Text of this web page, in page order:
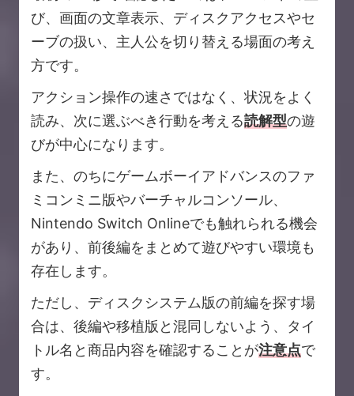
び、画面の文章表示、ディスクアクセスやセ
ーブの扱い、主人公を切り替える場面の考え
方です。
アクション操作の速さではなく、状況をよく
読み、次に選ぶべき行動を考える読解型の遊
びが中心になります。
また、のちにゲームボーイアドバンスのファ
ミコンミニ版やバーチャルコンソール、
Nintendo Switch Onlineでも触れられる機会
があり、前後編をまとめて遊びやすい環境も
存在します。
ただし、ディスクシステム版の前編を探す場
合は、後編や移植版と混同しないよう、タイ
トル名と商品内容を確認することが注意点で
す。